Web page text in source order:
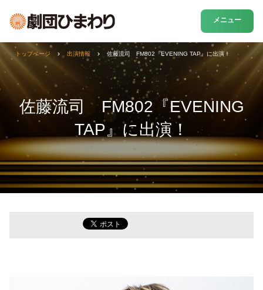
メニュー
佐藤流司 FM802『EVENING
TAP』に出演！
トップページ 出演情報 佐藤流司 FM802『EVENING TAP』に出演！